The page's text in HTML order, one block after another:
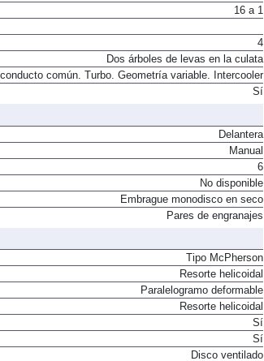
1.968 cm³
4
Dos árboles de levas en la culata
común. Turbo. Geometría variable. Intercooler
Delantera
Manual
6
No disponible
Embrague monodisco en seco
Tipo McPherson
Resorte helicoidal
Paralelogramo deformable
Resorte helicoidal
Sí
Sí